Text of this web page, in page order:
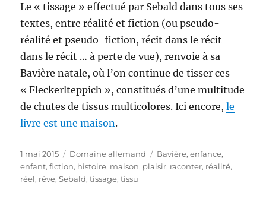
Le « tissage » effectué par Sebald dans tous ses
textes, entre réalité et fiction (ou pseudo-
réalité et pseudo-fiction, récit dans le récit
dans le récit … à perte de vue), renvoie à sa
Bavière natale, où l’on continue de tisser ces
« Fleckerlteppich », constitués d’une multitude
de chutes de tissus multicolores. Ici encore,le
livre est une maison.
Publié
le
1 mai 2015 Catégories
Domaine allemand Étiquettes
Bavière,enfance,
enfant,fiction, histoire, maison, plaisir, raconter, réalité,
réel, rêve,Sebald,tissage,tissu